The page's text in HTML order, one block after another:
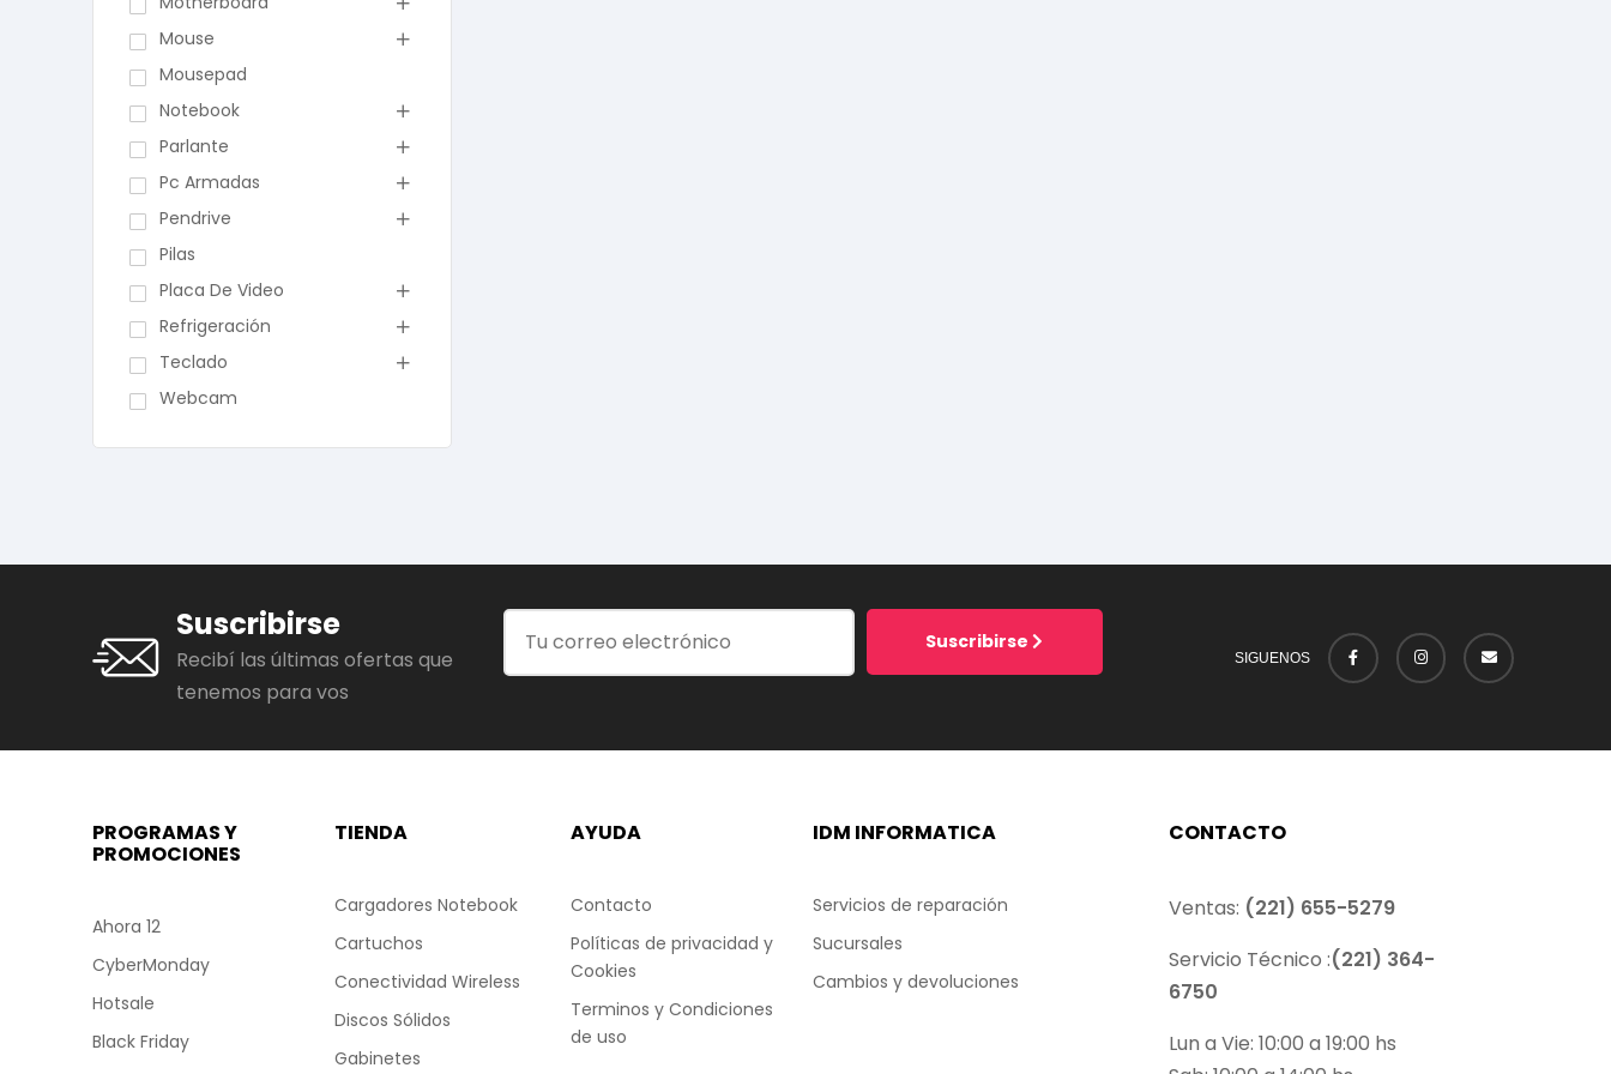
Mouse
Mousepad
Notebook
Parlante
Pc Armadas
Pendrive
Pilas
Placa De Video
Refrigeración
Teclado
Webcam
Suscribirse
Recibí las últimas ofertas que
tenemos para vos
Suscribirse
SIGUENOS
PROGRAMAS Y
PROMOCIONES
Ahora 12
CyberMonday
Hotsale
Black Friday
TIENDA
Cargadores Notebook
Cartuchos
Conectividad Wireless
Discos Sólidos
Gabinetes
AYUDA
Contacto
Políticas de privacidad y
Cookies
Terminos y Condiciones
de uso
IDM INFORMATICA
Servicios de reparación
Sucursales
Cambios y devoluciones
CONTACTO
Ventas: (221) 655-5279
Servicio Técnico :(221) 364-
6750
Lun a Vie: 10:00 a 19:00 hs